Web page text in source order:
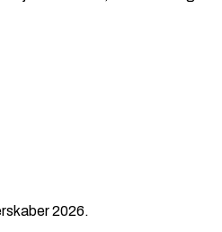
2026.